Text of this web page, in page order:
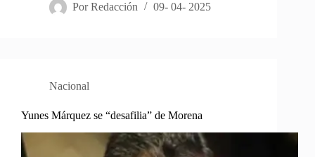
Por Redacción 09- 04- 2025
Nacional
Yunes Márquez se “desafilia” de Morena